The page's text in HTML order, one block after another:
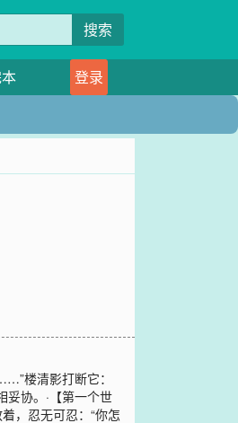
搜索
登录
楼清影打断它：
协。·【第一个世
，忍无可忍：“你怎